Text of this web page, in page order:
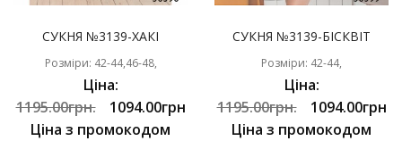
СУКНЯ №3139-ХАКІ
Розміри: 42-44,46-48,
Ціна:
1195.00грн.
1094.00грн
Ціна з промокодом
СУКНЯ №3139-БІСКВІТ
Розміри: 42-44,
Ціна:
1195.00грн.
1094.00грн
Ціна з промокодом